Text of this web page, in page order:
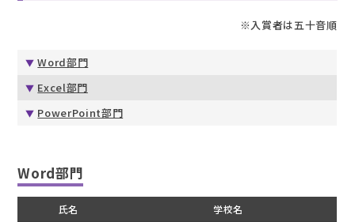
※入賞者は五十音順
Word部門
Excel部門
PowerPoint部門
Word部門
氏名 学校名